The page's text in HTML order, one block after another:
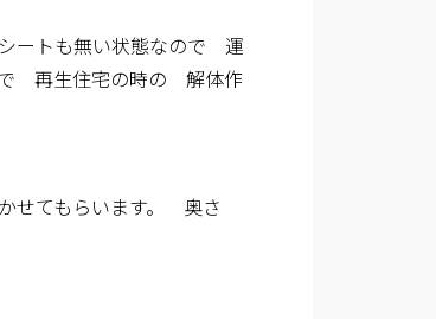
トも無い状態なので 運
再生住宅の時の 解体作
てもらいます。 奥さ